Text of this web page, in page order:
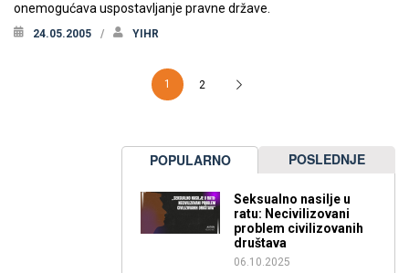
onemogućava uspostavljanje pravne države.
24.05.2005 YIHR
1 2
POPULARNO POSLEDNJE
Seksualno nasilje u
ratu: Necivilizovani
problem civilizovanih
društava
06.10.2025